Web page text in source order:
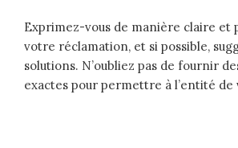
Exprimez-vous de manière claire et
votre réclamation, et si possible,
solutions. N’oubliez pas de fournir
exactes pour permettre à l’entité de